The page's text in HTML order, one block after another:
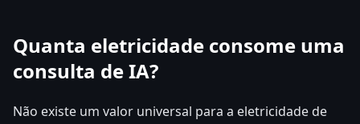
Quanta eletricidade consome uma
consulta de IA?
Não existe um valor universal para a eletricidade de